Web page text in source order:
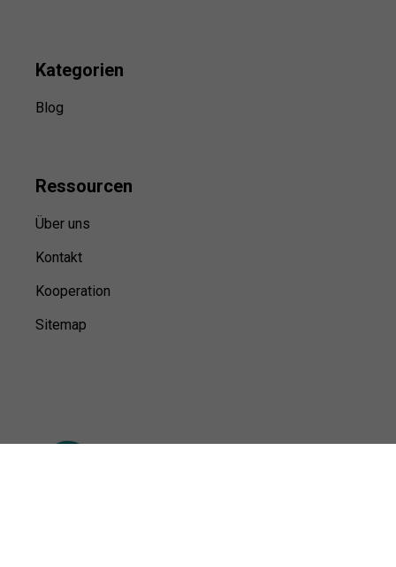
Kategorien
Blog
Ressourcen
Über uns
Kontakt
Kooperation
Sitemap